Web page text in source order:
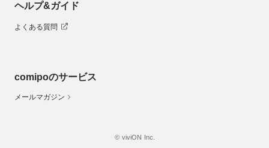
ヘルプ&ガイド
よくある質問
comipoのサービス
メールマガジン
© viviON Inc.